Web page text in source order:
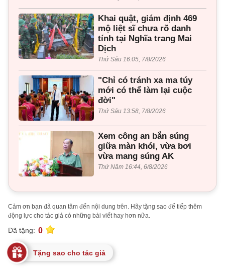
Khai quật, giám định 469
mộ liệt sĩ chưa rõ danh
tính tại Nghĩa trang Mai
Dịch
Thứ Sáu 16:05, 7/8/2026
"Chỉ có tránh xa ma túy
mới có thể làm lại cuộc
đời"
Thứ Sáu 13:58, 7/8/2026
Xem công an bắn súng
giữa màn khói, vừa bơi
vừa mang súng AK
Thứ Năm 16:44, 6/8/2026
Cảm ơn bạn đã quan tâm đến nội dung trên. Hãy tặng sao để tiếp thêm
động lực cho tác giả có những bài viết hay hơn nữa.
Đã tặng: 0
Tặng sao cho tác giả